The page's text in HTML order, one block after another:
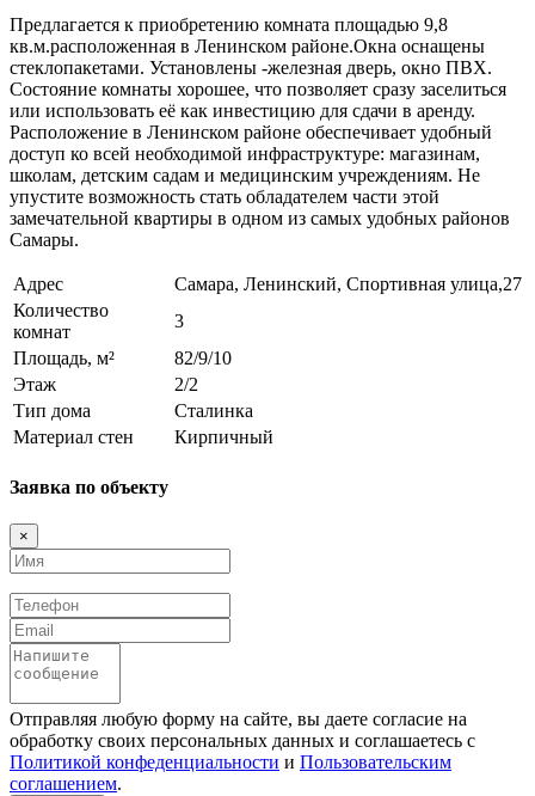
Предлагается к приобретению комната площадью 9,8
кв.м.расположенная в Ленинском районе.Окна оснащены
стеклопакетами. Установлены -железная дверь, окно ПВХ.
Состояние комнаты хорошее, что позволяет сразу заселиться
или использовать её как инвестицию для сдачи в аренду.
Расположение в Ленинском районе обеспечивает удобный
доступ ко всей необходимой инфраструктуре: магазинам,
школам, детским садам и медицинским учреждениям. Не
упустите возможность стать обладателем части этой
замечательной квартиры в одном из самых удобных районов
Самары.
Адрес
Самара, Ленинский, Спортивная улица,27
Количество
комнат
3
Площадь, м²
82/9/10
Этаж
2/2
Тип дома
Сталинка
Материал стен
Кирпичный
Заявка по объекту
×
Имя
Телефон
Email
Сообщение
Отправляя любую форму на сайте, вы даете согласие на
обработку своих персональных данных и соглашаетесь с
Политикой конфеденциальности и Пользовательским
соглашением.